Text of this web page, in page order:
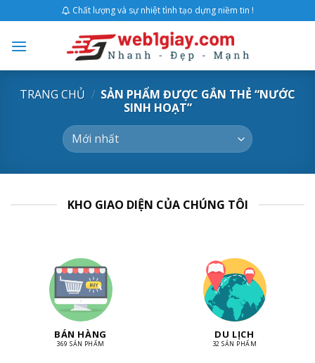
content
Chất lượng và sự nhiệt tình tạo dựng niềm tin !
TRANG CHỦ / SẢN PHẨM ĐƯỢC GẮN THẺ “NƯỚC
SINH HOẠT”
KHO GIAO DIỆN CỦA CHÚNG TÔI
BÁN HÀNG
369 SẢN PHẨM
DU LỊCH
32 SẢN PHẨM